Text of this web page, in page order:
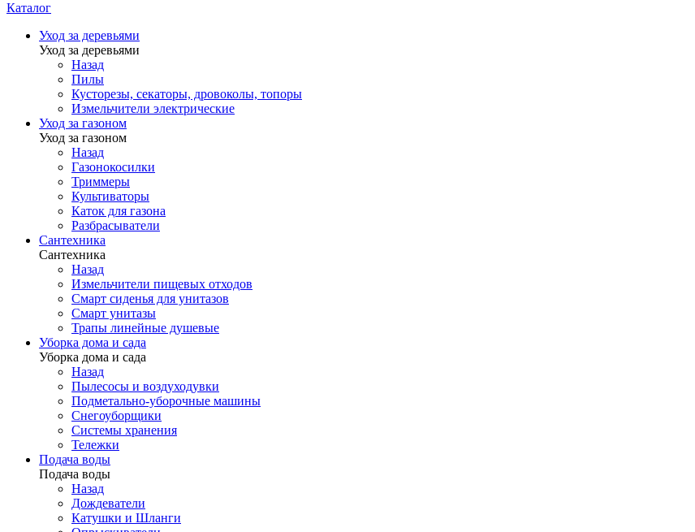
Каталог
Уход за деревьями
Уход за деревьями
Назад
Пилы
Кусторезы, секаторы, дровоколы, топоры
Измельчители электрические
Уход за газоном
Уход за газоном
Назад
Газонокосилки
Триммеры
Культиваторы
Каток для газона
Разбрасыватели
Сантехника
Сантехника
Назад
Измельчители пищевых отходов
Смарт сиденья для унитазов
Смарт унитазы
Трапы линейные душевые
Уборка дома и сада
Уборка дома и сада
Назад
Пылесосы и воздуходувки
Подметально-уборочные машины
Снегоуборщики
Системы хранения
Тележки
Подача воды
Подача воды
Назад
Дождеватели
Катушки и Шланги